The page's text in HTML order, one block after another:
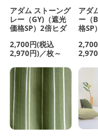
アダム ストーング
レー（GY)（遮光
価格SP）2倍ヒダ
2,700円(税込
2,970円)／枚～
アダ
ー（
格SP